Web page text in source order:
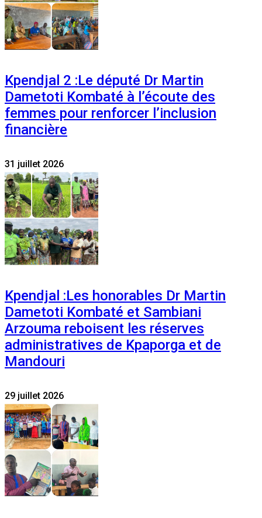
Kpendjal 2 :Le député Dr Martin
Dametoti Kombaté à l’écoute des
femmes pour renforcer l’inclusion
financière
31 juillet 2026
Kpendjal :Les honorables Dr Martin
Dametoti Kombaté et Sambiani
Arzouma reboisent les réserves
administratives de Kpaporga et de
Mandouri
29 juillet 2026